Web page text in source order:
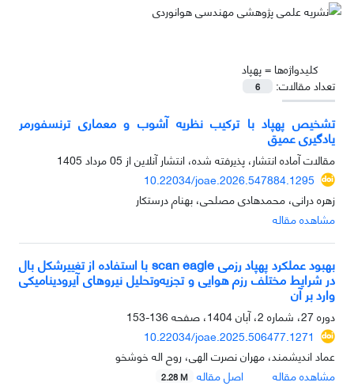
کلیدواژه‌ها =پهپاد
تعداد مقالات:
6
تشخیص پهپاد با ترکیب نظریه آشوب و معماری ترنسفورمر
یادگیری عمیق
مقالات آماده انتشار، پذیرفته شده، انتشار آنلاین از 05 مرداد 1405
10.22034/joae.2026.547884.1295
زهره درانی، محمدهادی مصلحی، بهنام درستکار
مشاهده مقاله
بهبود عملکرد پهپاد رزمی scan eagle با استفاده از تغییرشکل بال
در شرایط مختلف رزم هوایی و تجزیه‌وتحلیل نیروهای آیرودینامیکی
وارد بر آن
دوره 27، شماره 2، آبان 1404، صفحه
136-153
10.22034/joae.2025.506477.1271
عماد اندیشمند، مهران نصرت الهی، روح اله خوشخو
مشاهده مقاله
اصل مقاله 2.28 M